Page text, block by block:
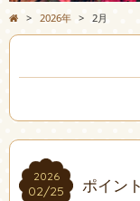
> 2026年 > 2月
2026
02/25
2026
02/25 ポイン